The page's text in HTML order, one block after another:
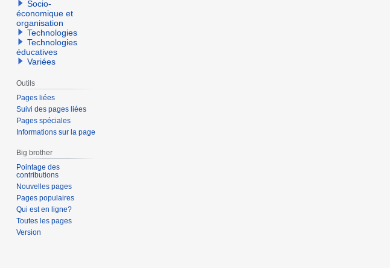
Socio-
économique et
organisation
Technologies
Technologies
éducatives
Variées
Outils
Pages liées
Suivi des pages liées
Pages spéciales
Informations sur la page
Big brother
Pointage des
contributions
Nouvelles pages
Pages populaires
Qui est en ligne?
Toutes les pages
Version